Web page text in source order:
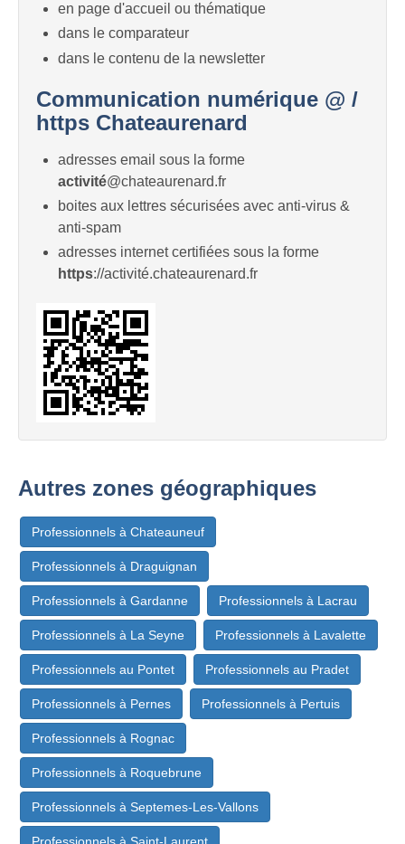
en page d'accueil ou thématique
dans le comparateur
dans le contenu de la newsletter
Communication numérique @ /
https Chateaurenard
adresses email sous la forme
activité@chateaurenard.fr
boites aux lettres sécurisées avec anti-virus &
anti-spam
adresses internet certifiées sous la forme
https://activité.chateaurenard.fr
Autres zones géographiques
Professionnels à Chateauneuf
Professionnels à Draguignan
Professionnels à Gardanne Professionnels à Lacrau
Professionnels à La Seyne Professionnels à Lavalette
Professionnels au Pontet Professionnels au Pradet
Professionnels à Pernes Professionnels à Pertuis
Professionnels à Rognac
Professionnels à Roquebrune
Professionnels à Septemes-Les-Vallons